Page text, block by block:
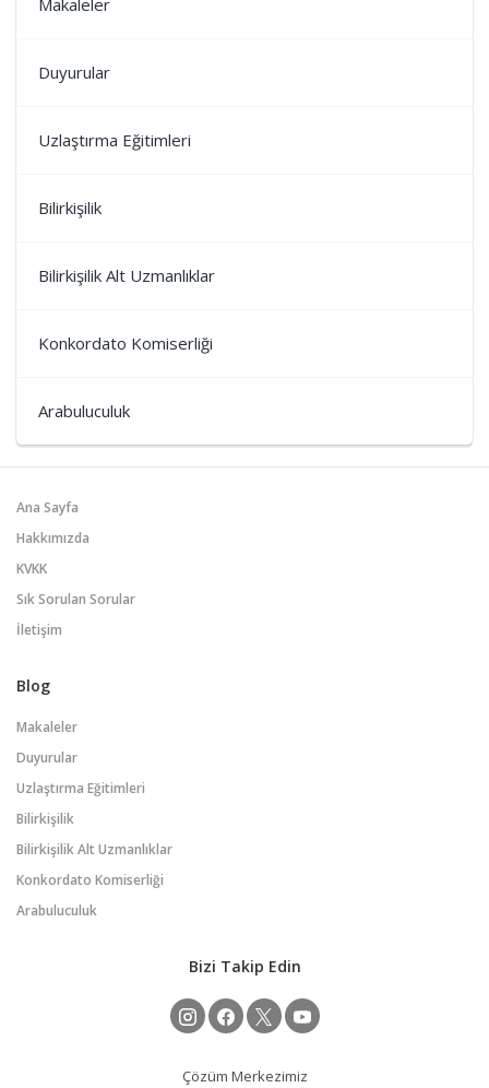
Makaleler
Duyurular
Uzlaştırma Eğitimleri
Bilirkişilik
Bilirkişilik Alt Uzmanlıklar
Konkordato Komiserliği
Arabuluculuk
Ana Sayfa
Hakkımızda
KVKK
Sık Sorulan Sorular
İletişim
Blog
Makaleler
Duyurular
Uzlaştırma Eğitimleri
Bilirkişilik
Bilirkişilik Alt Uzmanlıklar
Konkordato Komiserliği
Arabuluculuk
Bizi Takip Edin
Çözüm Merkezimiz